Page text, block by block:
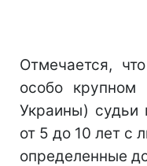
Отмечается,
особо
Украины) судьи
от 5 до 10 лет с
определенные